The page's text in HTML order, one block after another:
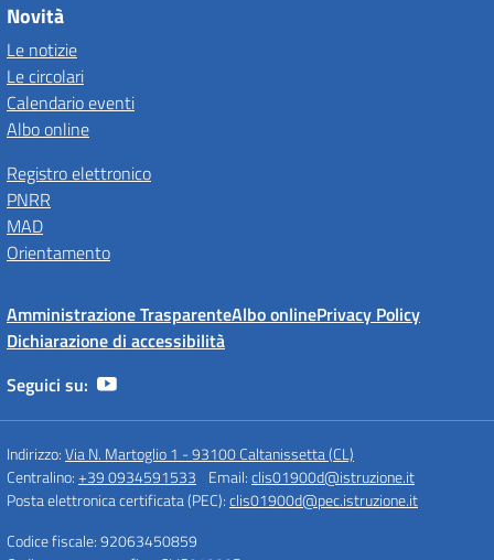
Novità
Le notizie
Le circolari
Calendario eventi
Albo online
Registro elettronico
PNRR
MAD
Orientamento
Amministrazione TrasparenteAlbo onlinePrivacy Policy
Dichiarazione di accessibilità
Seguici su:
Indirizzo:Via N. Martoglio 1 - 93100 Caltanissetta (CL)
Centralino:+39 0934591533 Email:clis01900d@istruzione.it
Posta elettronica certificata (PEC):clis01900d@pec.istruzione.it
Codice fiscale: 92063450859